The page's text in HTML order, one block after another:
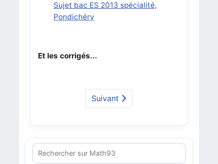
Sujet bac ES 2013 spécialité,
Pondichéry
Et les corrigés...
Suivant